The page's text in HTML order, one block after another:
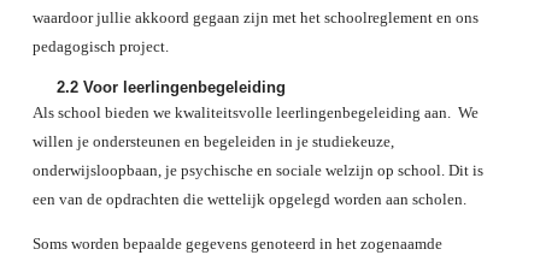
waardoor jullie akkoord gegaan zijn met het schoolreglement en ons
pedagogisch project.
2.2Voor leerlingenbegeleiding
Als school bieden we kwaliteitsvolle leerlingenbegeleiding aan. We
willen je ondersteunen en begeleiden in je studiekeuze,
onderwijsloopbaan, je psychische en sociale welzijn op school. Dit is
een van de opdrachten die wettelijk opgelegd worden aan scholen.
Soms worden bepaalde gegevens genoteerd in het zogenaamde